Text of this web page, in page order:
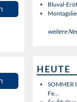
Bluval-
weitere
HEUTE
SOMMER
Fe...